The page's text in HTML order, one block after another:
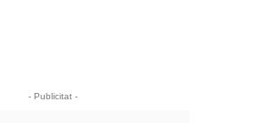
- Publicitat -